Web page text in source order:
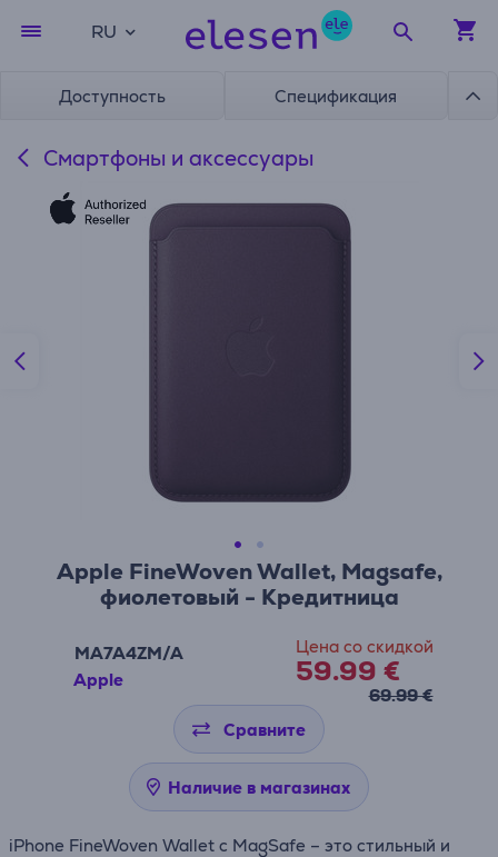
RU
Доступность Спецификация
Смартфоны и аксессуары
Apple FineWoven Wallet, Magsafe,
фиолетовый - Кредитница
MA7A4ZM/A
Apple
Цена со скидкой
59.99 €
69.99 €
Сравните
Наличие в магазинах
iPhone FineWoven Wallet с MagSafe – это стильный и